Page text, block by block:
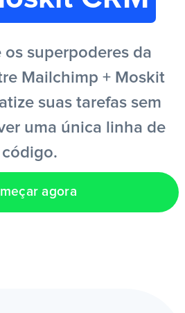
os superpoderes da
Mailchimp + Moskit
suas tarefas sem
uma única linha de
código.
agora